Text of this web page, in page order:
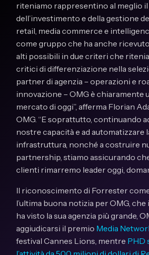
riteniamo rappresentino al meglio
dell’investimento e della gestione
retail, media commerce e
come gruppo che ha anche
alti possibili in due criteri che
critici di differenziazione nella
partner di agenzia – operazioni e
innovazione – OMG è chiaramente
mercato di oggi”, afferma Florian
OMG. “E soprattutto, continuando
nostre capacità e ad automatizzare
infrastruttura, nonché a costruire
partnership, stiamo assicurando
clienti rimarremo leader oggi,
Il riconoscimento di Forrester come
l’ultima buona notizia per OMG,
ha visto la sua agenzia più grande,
aggiudicarsi il premio Media
festival Cannes Lions, mentre PHD